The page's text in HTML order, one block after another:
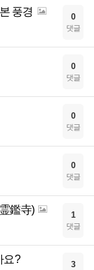
풍경 0
댓글
0
댓글
0
댓글
0
댓글
鑑寺) 1
댓글
요? 3